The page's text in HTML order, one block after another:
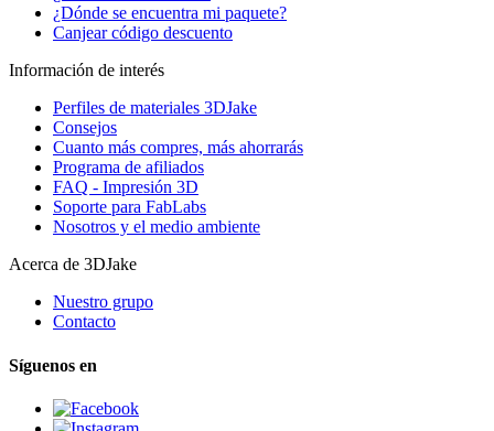
¿Dónde se encuentra mi paquete?
Canjear código descuento
Información de interés
Perfiles de materiales 3DJake
Consejos
Cuanto más compres, más ahorrarás
Programa de afiliados
FAQ - Impresión 3D
Soporte para FabLabs
Nosotros y el medio ambiente
Acerca de 3DJake
Nuestro grupo
Contacto
Síguenos en